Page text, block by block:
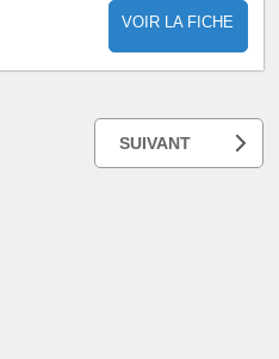
VOIR LA FICHE
SUIVANT